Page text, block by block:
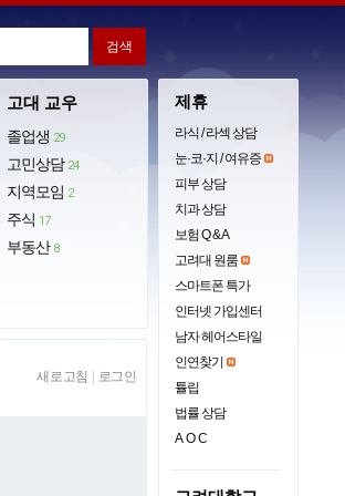
고대 교우
졸업생 29
고민상담 24
지역모임 2
주식 17
부동산 8
새로고침 로그인
제휴
라식 / 라섹 상담
눈·코·지 / 여유증
피부 상담
치과 상담
보험 Q & A
고려대 원룸
스마트폰 특가
인터넷 가입센터
남자 헤어스타일
인연찾기
튤립
법률 상담
AOC